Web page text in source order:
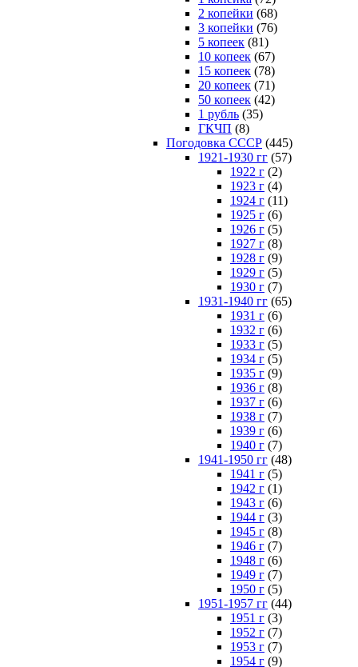
2 копейки (68)
3 копейки (76)
5 копеек (81)
10 копеек (67)
15 копеек (78)
20 копеек (71)
50 копеек (42)
1 рубль (35)
ГКЧП (8)
Погодовка СССР (445)
1921-1930 гг (57)
1922 г (2)
1923 г (4)
1924 г (11)
1925 г (6)
1926 г (5)
1927 г (8)
1928 г (9)
1929 г (5)
1930 г (7)
1931-1940 гг (65)
1931 г (6)
1932 г (6)
1933 г (5)
1934 г (5)
1935 г (9)
1936 г (8)
1937 г (6)
1938 г (7)
1939 г (6)
1940 г (7)
1941-1950 гг (48)
1941 г (5)
1942 г (1)
1943 г (6)
1944 г (3)
1945 г (8)
1946 г (7)
1948 г (6)
1949 г (7)
1950 г (5)
1951-1957 гг (44)
1951 г (3)
1952 г (7)
1953 г (7)
1954 г (9)